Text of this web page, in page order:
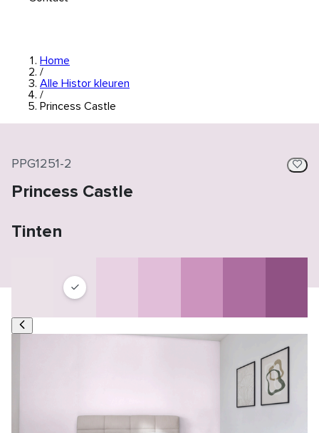
Home
/
Alle Histor kleuren
/
Princess Castle
PPG1251-2
Princess Castle
Tinten